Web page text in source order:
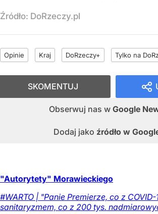
Źródło: DoRzeczy.pl
Opinie Kraj DoRzeczy+ Tylko na
Obserwuj nas w Google
Dodaj jako źródło w
SKOMENTUJ
"Autorytety" Morawieckiego
#WARTO | "Panie Premierze, co z COVID-
sanitaryzmem, co z 200 tys.